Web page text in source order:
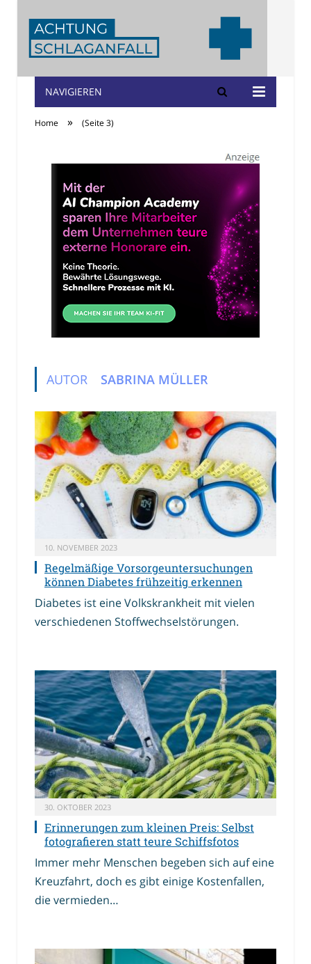
Achtung
Schlaganfall
NAVIGIEREN
Home » (Seite 3)
AUTOR SABRINA MÜLLER
10. NOVEMBER 2023
Regelmäßige Vorsorgeuntersuchungen
können Diabetes frühzeitig erkennen
Diabetes ist eine Volkskrankheit mit vielen
verschiedenen Stoffwechselstörungen.
30. OKTOBER 2023
Erinnerungen zum kleinen Preis: Selbst
fotografieren statt teure Schiffsfotos
Immer mehr Menschen begeben sich auf eine
Kreuzfahrt, doch es gibt einige Kostenfallen,
die vermieden…